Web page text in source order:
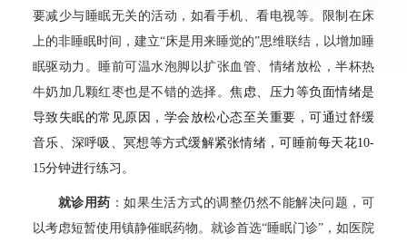
要减少与睡眠无关的活动，如看手机、看电视等。限制在床
上的非睡眠时间，建立“床是用来睡觉的”思维联结，以增加睡
眠驱动力。睡前可温水泡脚以扩张血管、情绪放松，半杯热
牛奶加几颗红枣也是不错的选择。焦虑、压力等负面情绪是
导致失眠的常见原因，学会放松心态至关重要，可通过舒缓
音乐、深呼吸、冥想等方式缓解紧张情绪，可睡前每天花10-
15分钟进行练习。
就诊用药 ：如果生活方式的调整仍然不能解决问题，可
以考虑短暂使用镇静催眠药物。就诊首选“睡眠门诊”，如医院